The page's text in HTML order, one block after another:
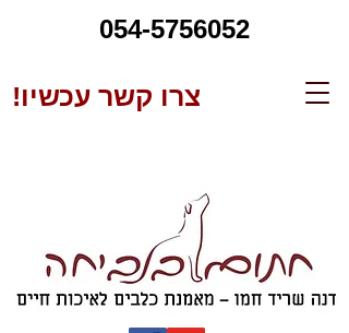
צרו קשר עכשיו!
054-5756052